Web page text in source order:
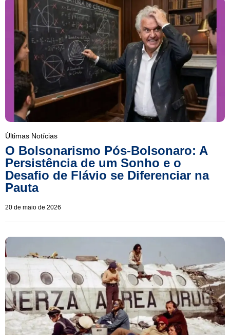
Últimas Notícias
O Bolsonarismo Pós-Bolsonaro: A
Persistência de um Sonho e o
Desafio de Flávio se Diferenciar na
Pauta
20 de maio de 2026